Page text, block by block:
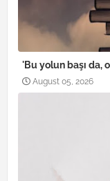
'Bu yolun başı da,
August 05, 2026